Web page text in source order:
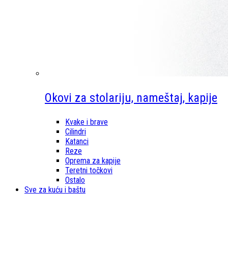
Okovi za stolariju, nameštaj, kapije
Kvake i brave
Cilindri
Katanci
Reze
Oprema za kapije
Teretni točkovi
Ostalo
Sve za kuću i baštu